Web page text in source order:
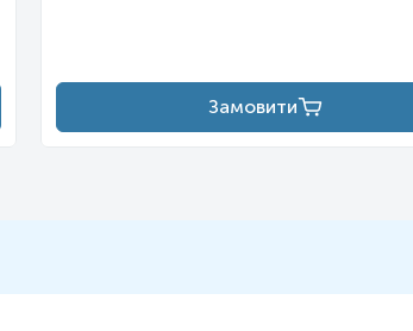
Гормон міститься у мітохондріальній
на експресію антиоксидантних ферментів і
мелатоніну, що утворюються в результаті
Замовити